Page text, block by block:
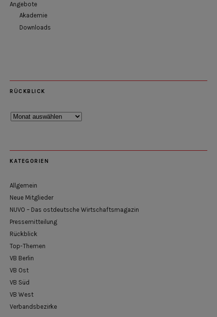
Angebote
Akademie
Downloads
RÜCKBLICK
Rückblick
KATEGORIEN
Allgemein
Neue Mitglieder
NUVO – Das ostdeutsche Wirtschaftsmagazin
Pressemitteilung
Rückblick
Top-Themen
VB Berlin
VB Ost
VB Süd
VB West
Verbandsbezirke